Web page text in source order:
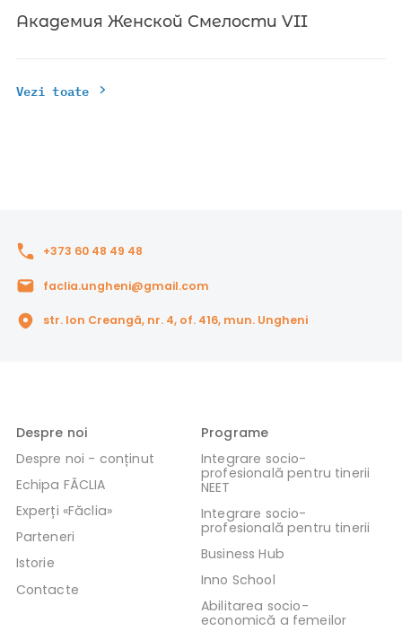
Академия Женской Смелости VII
Vezi toate
+373 60 48 49 48
faclia.ungheni@gmail.com
str. Ion Creangă, nr. 4, of. 416, mun. Ungheni
Despre noi
Despre noi - conținut
Echipa FĂCLIA
Experți «Făclia»
Parteneri
Istorie
Contacte
Programe
Integrare socio-
profesională pentru tinerii
NEET
Integrare socio-
profesională pentru tinerii
Business Hub
Inno School
Abilitarea socio-
economică a femeilor